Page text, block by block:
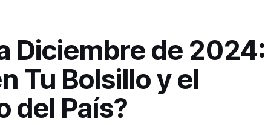
Diciembre de 2024:
Tu Bolsillo y el
del País?